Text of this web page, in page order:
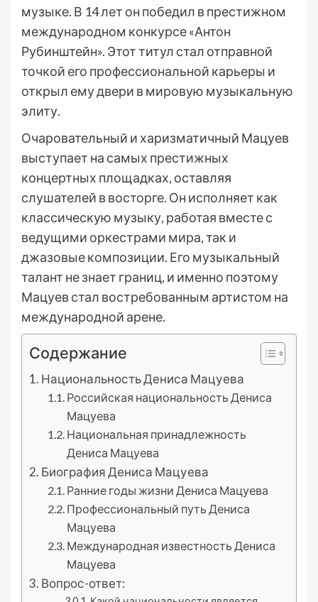
музыке. В 14 лет он победил в престижном
международном конкурсе «Антон
Рубинштейн». Этот титул стал отправной
точкой его профессиональной карьеры и
открыл ему двери в мировую музыкальную
элиту.
Очаровательный и харизматичный Мацуев
выступает на самых престижных
концертных площадках, оставляя
слушателей в восторге. Он исполняет как
классическую музыку, работая вместе с
ведущими оркестрами мира, так и
джазовые композиции. Его музыкальный
талант не знает границ, и именно поэтому
Мацуев стал востребованным артистом на
международной арене.
Содержание
Национальность Дениса Мацуева
Российская национальность Дениса
Мацуева
Национальная принадлежность
Дениса Мацуева
Биография Дениса Мацуева
Ранние годы жизни Дениса Мацуева
Профессиональный путь Дениса
Мацуева
Международная известность Дениса
Мацуева
Вопрос-ответ: